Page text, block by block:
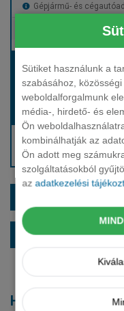
Sütiket használunk a
szabásához,
weboldalforgalmunk
média-, hirdető- és
Ön
kombinálhatják az
Ön adott meg
szolgáltatásokból
azadatkezelési
Gépjármű- és
Európai assistance
Bérleti díj:
Hasonló modellek